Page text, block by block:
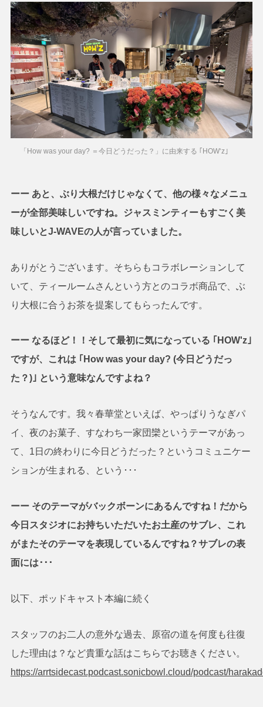
「How was your day? ＝今日どうだった？」に由来する ｢HOW‘z｣
ーー あと、ぶり大根だけじゃなくて、他の様々なメニュ
ーが全部美味しいですね。ジャスミンティーもすごく美
味しいとJ-WAVEの人が言っていました。
ありがとうございます。そちらもコラボレーションして
いて、ティールームさんという方とのコラボ商品で、ぶ
り大根に合うお茶を提案してもらったんです。
ーー なるほど！！そして最初に気になっている ｢HOW'z｣
ですが、これは ｢How was your day? (今日どうだっ
た？)｣ という意味なんですよね？
そうなんです。我々春華堂といえば、やっぱりうなぎパ
イ、夜のお菓子、すなわち一家団欒というテーマがあっ
て、1日の終わりに今日どうだった？というコミュニケー
ションが生まれる、という･･･
ーー そのテーマがバックボーンにあるんですね！だから
今日スタジオにお持ちいただいたお土産のサブレ、これ
がまたそのテーマを表現しているんですね？サブレの表
面には･･･
以下、ポッドキャスト本編に続く
スタッフのお二人の意外な過去、原宿の道を何度も往復
した理由は？など貴重な話はこちらでお聴きください。
https://arrtsidecast.podcast.sonicbowl.cloud/podcast/